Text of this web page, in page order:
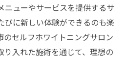
ニューやサービスを提供するサ
びに新しい体験ができるのも楽
のセルフホワイトニングサロン
り入れた施術を通じて、理想の